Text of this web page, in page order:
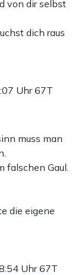
von dir selbst
dich raus
Uhr67T
muss man
falschen Gaul.
die eigene
Uhr67T